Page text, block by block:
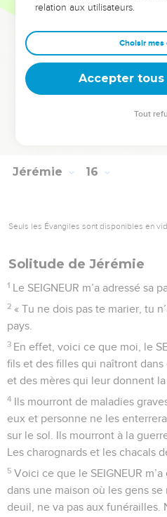
bronze qu’on ne peut pas
sauver et te délivrer. Moi, le
Je t’arracherai à la main des
pouvoir des gens violents. »
© Société biblique française – Bibli’O,
Jérémie 16
Seuls les Évangiles sont disponibles en
Solitude de Jérémie
1 Le SEIGNEUR m’a adressé sa
2 « Tu ne dois pas te marier, tu
pays.
3 En effet, voici ce que moi, le
fils et des filles qui naîtront dans
et des mères qui leur donnent la
4 Ils mourront de maladies
eux et personne ne les
sur le sol. Ils mourront à la
Les charognards et les chacals
5 Voici ce que le SEIGNEUR
dans une maison où les gens se
deuil, ne va pas aux funérailles.
relation aux utilisateurs.
Choisir mes
Accepter
Tout